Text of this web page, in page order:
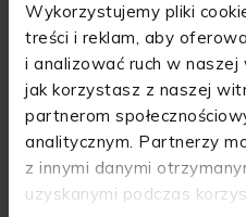
Wykorzystujemy pliki
treści i reklam, aby
i analizować ruch w
jak korzystasz z naszej
partnerom
analitycznym. Partnerzy
z innymi danymi
uzyskanymi podczas
Aurelia
5
Produkty tej firmy są wg.
skład, polecam.
5/2/2026
0
0